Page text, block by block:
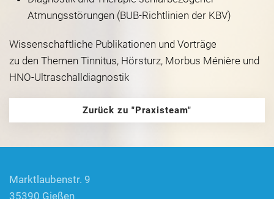
Atmungsstörungen (BUB-Richtlinien der KBV)
Wissenschaftliche Publikationen und Vorträge
zu den Themen Tinnitus, Hörsturz, Morbus Ménière und
HNO-Ultraschalldiagnostik
Zurück zu "Praxisteam"
Marktlaubenstr. 9
35390 Gießen